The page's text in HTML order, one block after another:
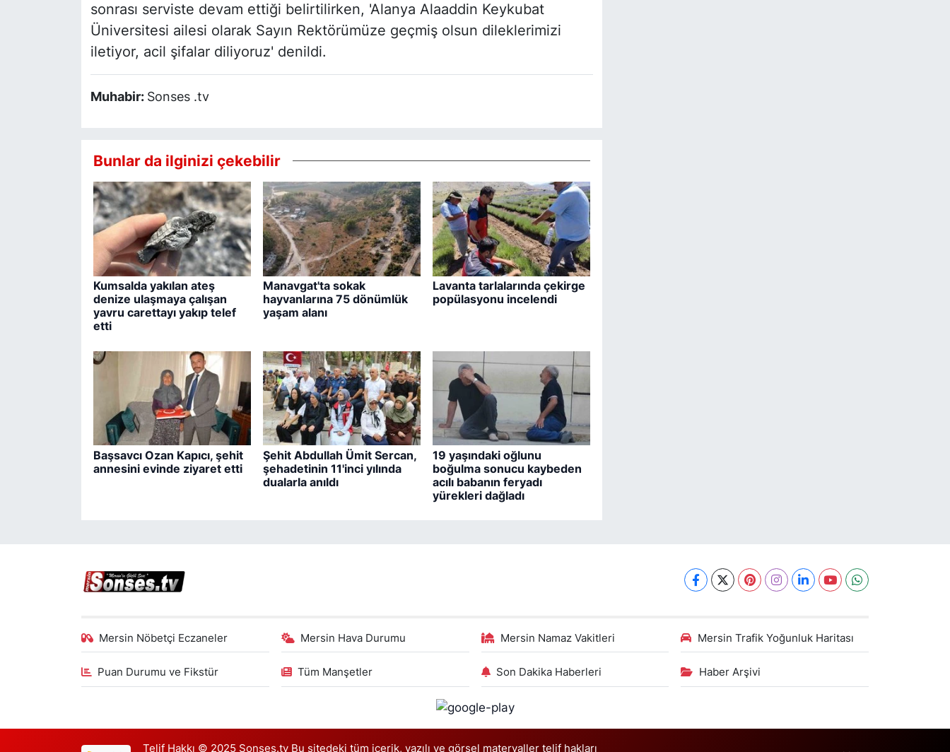
sonrası serviste devam ettiği belirtilirken, 'Alanya Alaaddin Keykubat
Üniversitesi ailesi olarak Sayın Rektörümüze geçmiş olsun dileklerimizi
iletiyor, acil şifalar diliyoruz' denildi.
Muhabir: Sonses .tv
Bunlar da ilginizi çekebilir
Kumsalda yakılan ateş
denize ulaşmaya çalışan
yavru carettayı yakıp telef
etti
Manavgat'ta sokak
hayvanlarına 75 dönümlük
yaşam alanı
Lavanta tarlalarında çekirge
popülasyonu incelendi
Başsavcı Ozan Kapıcı, şehit
annesini evinde ziyaret etti
Şehit Abdullah Ümit Sercan,
şehadetinin 11'inci yılında
dualarla anıldı
19 yaşındaki oğlunu
boğulma sonucu kaybeden
acılı babanın feryadı
yürekleri dağladı
Mersin Nöbetçi Eczaneler Mersin Hava Durumu Mersin Namaz Vakitleri Mersin Trafik Yoğunluk Haritası
Puan Durumu ve Fikstür Tüm Manşetler Son Dakika Haberleri Haber Arşivi
Telif Hakkı © 2025 Sonses.tv Bu sitedeki tüm içerik, yazılı ve görsel materyaller telif hakları